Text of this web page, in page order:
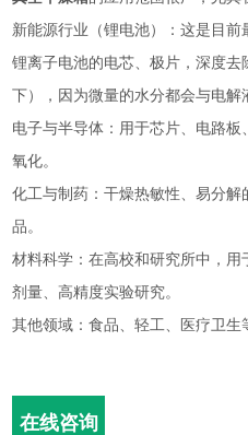
新能源行业（锂电池）：这是目
锂离子电池的电芯、极片，深度
下），因为微量的水分都会与电解
电子与半导体：用于芯片、电路
氧化。
化工与制药：干燥热敏性、易分
品。
材料科学：在高校和研究所中，
剂量、高精度实验研究。
其他领域：食品、轻工、医疗卫生
在线咨询